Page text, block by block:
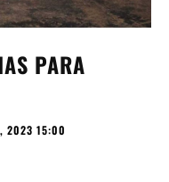
PARA
2023 15:00